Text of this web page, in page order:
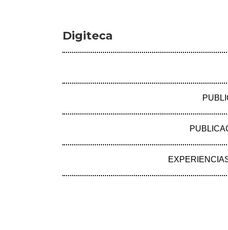
Digiteca